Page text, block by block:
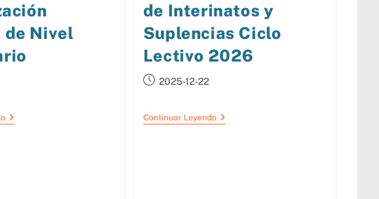
de Nivel
de Interinatos y
Suplencias Ciclo
Lectivo 2026
2025-12-22
Continuar Leyendo